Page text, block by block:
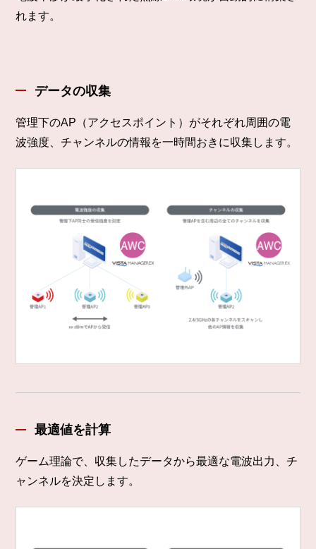
れます。
データの収集
管理下のAP（アクセスポイント）がそれぞれ周囲の電
波強度、チャンネルの情報を一時間おきに収集します。
最適値を計算
ゲーム理論で、収集したデータから最適な電波出力、チ
ャンネルを決定します。